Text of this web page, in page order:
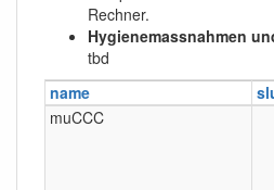
Rechner.
Hygienemassnahmen
tbd
name
muCCC